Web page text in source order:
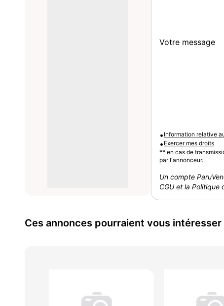
Votre message
• Information relative
• Exercer mes droits
** en cas de
par l'annonceur.
Un compte
CGU et la Politique
Ces annonces pourraient vous intéresser